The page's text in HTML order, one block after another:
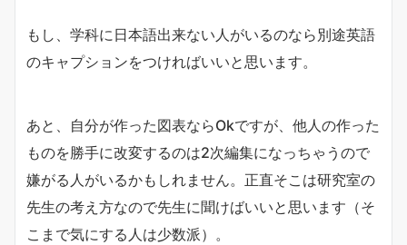
もし、学科に日本語出来ない人がいるのなら別途英語
のキャプションをつければいいと思います。
あと、自分が作った図表ならOkですが、他人の作った
ものを勝手に改変するのは2次編集になっちゃうので
嫌がる人がいるかもしれません。正直そこは研究室の
先生の考え方なので先生に聞けばいいと思います（そ
こまで気にする人は少数派）。